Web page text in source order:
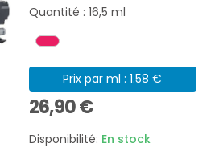
Quantité : 16,5 ml
Prix par ml : 1.58 €
26,90 €
Disponibilité: En stock